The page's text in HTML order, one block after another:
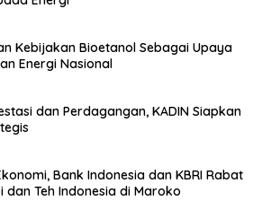
Kebijakan Bioetanol Sebagai Upaya
Energi Nasional
dan Perdagangan, KADIN Siapkan
Bank Indonesia dan KBRI Rabat
dan Teh Indonesia di Maroko